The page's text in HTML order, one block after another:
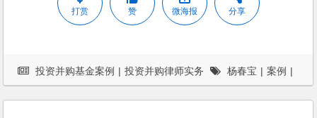
打赏 赞 微海报 分享
投资并购基金案例 | 投资并购律师实务 杨春宝 | 案例 |